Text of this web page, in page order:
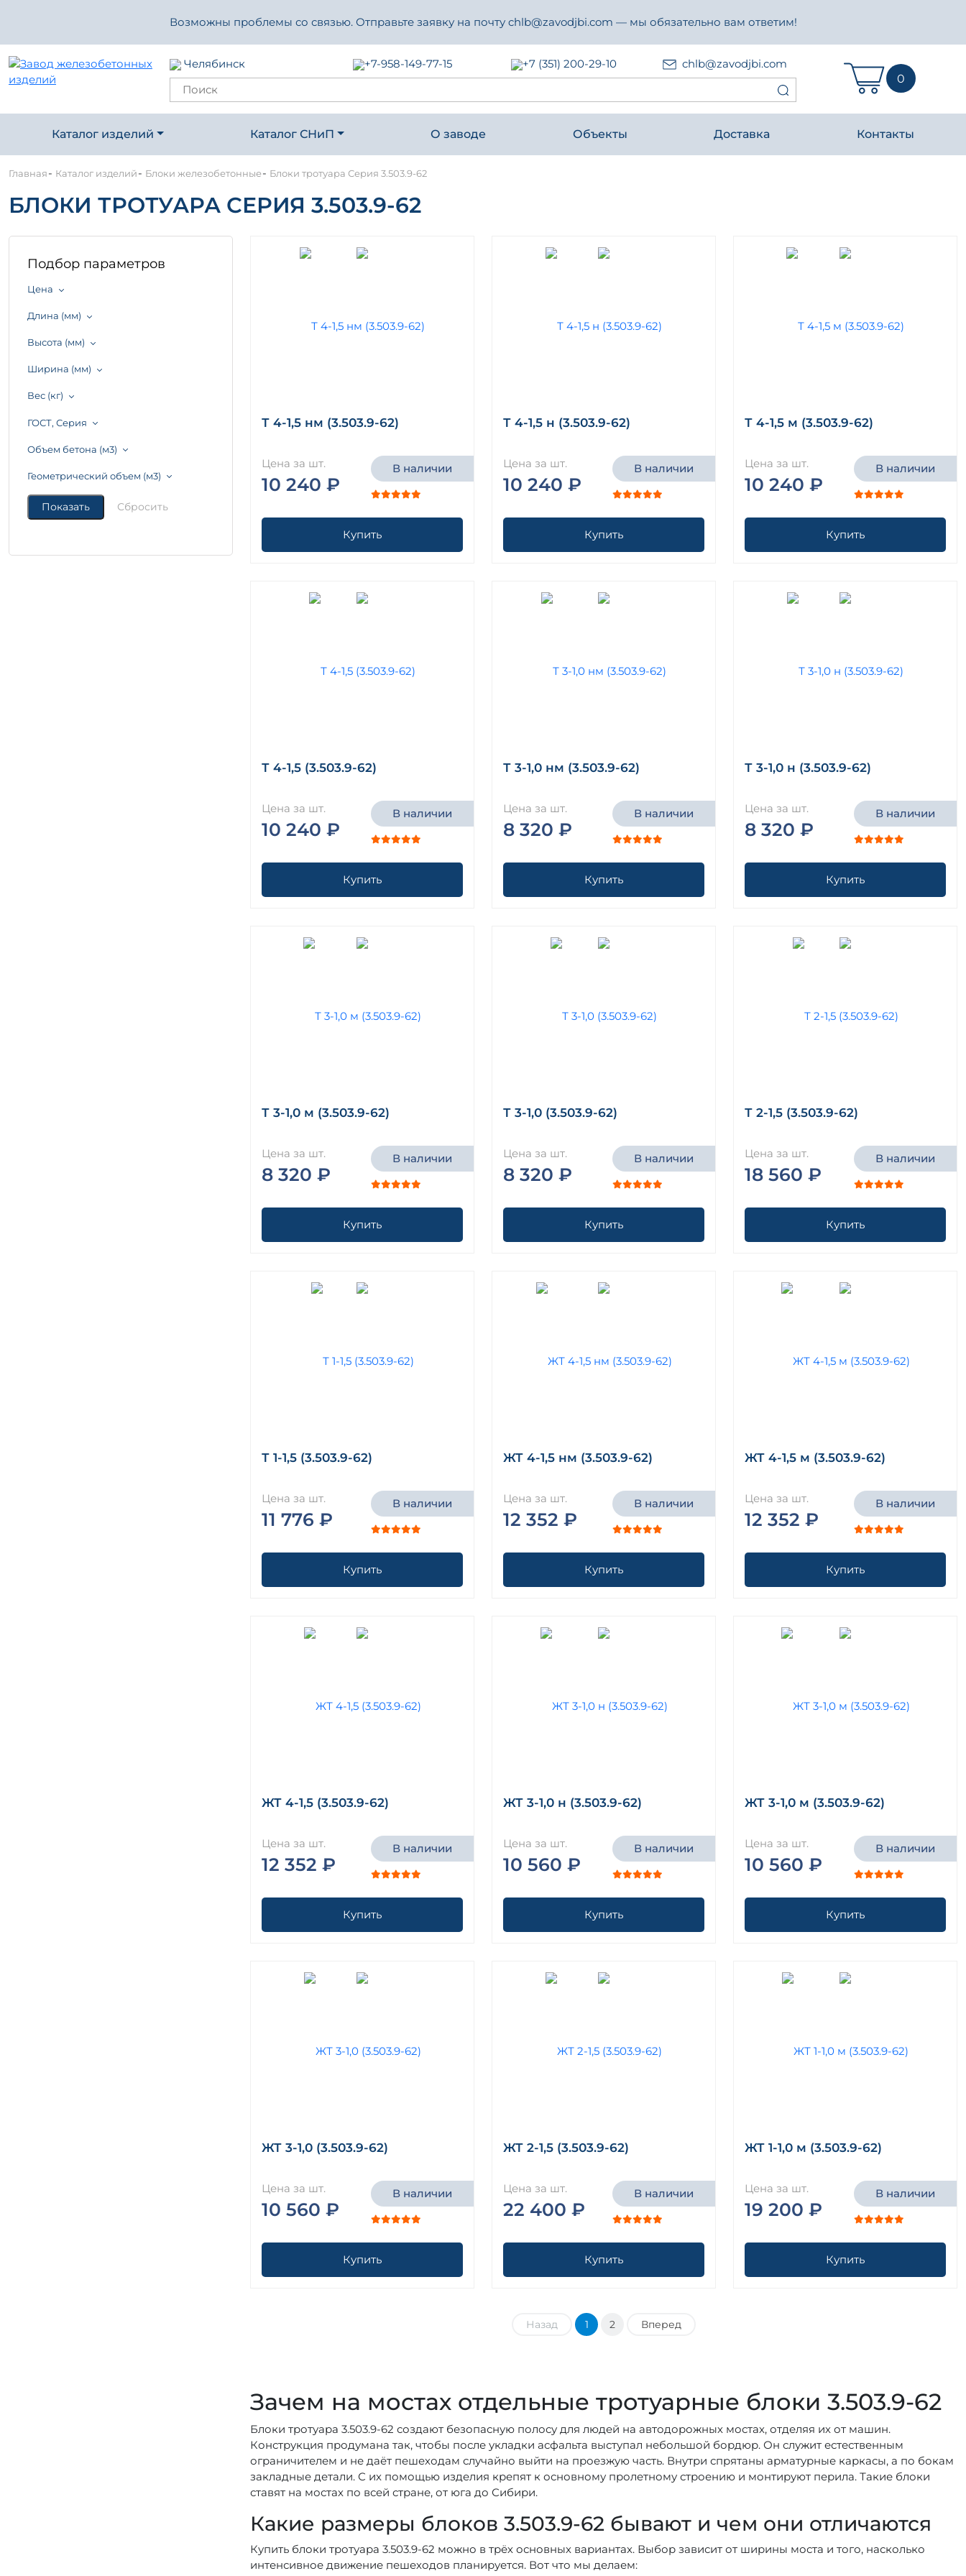
Возможны проблемы со связью. Отправьте заявку на почту chlb@zavodjbi.com — мы обязательно вам ответим!
Челябинск +7-958-149-77-15 +7 (351) 200-29-10
chlb@zavodjbi.com
0
Каталог изделий Каталог СНиП О заводе Объекты Доставка Контакты
Главная- Каталог изделий- Блоки железобетонные- Блоки тротуара Серия 3.503.9-62
БЛОКИ ТРОТУАРА СЕРИЯ 3.503.9-62
Подбор параметров
Цена
Длина (мм)
Высота (мм)
Ширина (мм)
Вес (кг)
ГОСТ, Серия
Объем бетона (м3)
Геометрический объем (м3)
Т 4-1,5 нм (3.503.9-62)
Цена за шт.
10 240 ₽
В наличии
Купить
Т 4-1,5 н (3.503.9-62)
Цена за шт.
10 240 ₽
В наличии
Купить
Т 4-1,5 м (3.503.9-62)
Цена за шт.
10 240 ₽
В наличии
Купить
Т 4-1,5 (3.503.9-62)
Цена за шт.
10 240 ₽
В наличии
Купить
Т 3-1,0 нм (3.503.9-62)
Цена за шт.
8 320 ₽
В наличии
Купить
Т 3-1,0 н (3.503.9-62)
Цена за шт.
8 320 ₽
В наличии
Купить
Т 3-1,0 м (3.503.9-62)
Цена за шт.
8 320 ₽
В наличии
Купить
Т 3-1,0 (3.503.9-62)
Цена за шт.
8 320 ₽
В наличии
Купить
Т 2-1,5 (3.503.9-62)
Цена за шт.
18 560 ₽
В наличии
Купить
Т 1-1,5 (3.503.9-62)
Цена за шт.
11 776 ₽
В наличии
Купить
ЖТ 4-1,5 нм (3.503.9-62)
Цена за шт.
12 352 ₽
В наличии
Купить
ЖТ 4-1,5 м (3.503.9-62)
Цена за шт.
12 352 ₽
В наличии
Купить
ЖТ 4-1,5 (3.503.9-62)
Цена за шт.
12 352 ₽
В наличии
Купить
ЖТ 3-1,0 н (3.503.9-62)
Цена за шт.
10 560 ₽
В наличии
Купить
ЖТ 3-1,0 м (3.503.9-62)
Цена за шт.
10 560 ₽
В наличии
Купить
ЖТ 3-1,0 (3.503.9-62)
Цена за шт.
10 560 ₽
В наличии
Купить
ЖТ 2-1,5 (3.503.9-62)
Цена за шт.
22 400 ₽
В наличии
Купить
ЖТ 1-1,0 м (3.503.9-62)
Цена за шт.
19 200 ₽
В наличии
Купить
Назад 1 2 Вперед
Зачем на мостах отдельные тротуарные блоки 3.503.9-62
Блоки тротуара 3.503.9-62 создают безопасную полосу для людей на автодорожных мостах, отделяя их от машин.
Конструкция продумана так, чтобы после укладки асфальта выступал небольшой бордюр. Он служит естественным
ограничителем и не даёт пешеходам случайно выйти на проезжую часть. Внутри спрятаны арматурные каркасы, а по бокам
закладные детали. С их помощью изделия крепят к основному пролетному строению и монтируют перила. Такие блоки
ставят на мостах по всей стране, от юга до Сибири.
Какие размеры блоков 3.503.9-62 бывают и чем они отличаются
Купить блоки тротуара 3.503.9-62 можно в трёх основных вариантах. Выбор зависит от ширины моста и того, насколько
интенсивное движение пешеходов планируется. Вот что мы делаем: